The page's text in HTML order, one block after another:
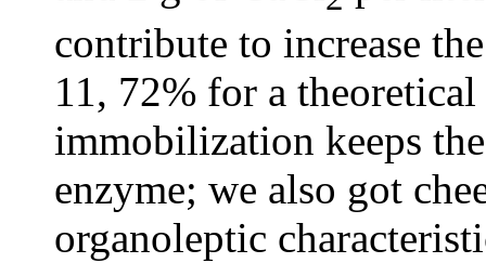
contribute to increase
11, 72% for a
immobilization keeps
enzyme; we also got
organoleptic